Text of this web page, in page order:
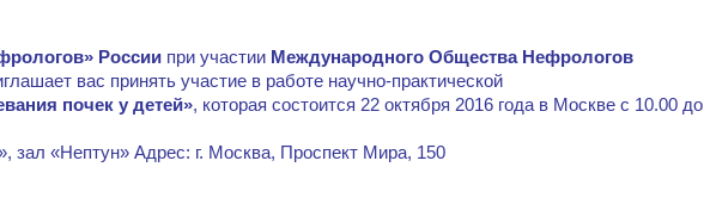
России при участии Международного Общества Нефрологов
вас принять участие в работе научно-практической
почек у детей», которая состоится 22 октября 2016 года в Москве с 10.00 до
зал «Нептун» Адрес: г. Москва, Проспект Мира, 150